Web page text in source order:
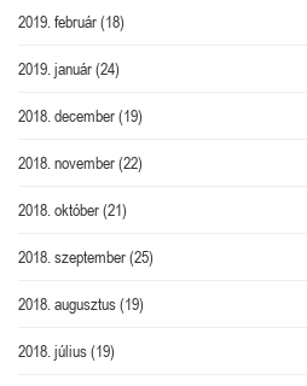
2019. február(18)
2019. január(24)
2018. december(19)
2018. november(22)
2018. október(21)
2018. szeptember(25)
2018. augusztus(19)
2018. július(19)